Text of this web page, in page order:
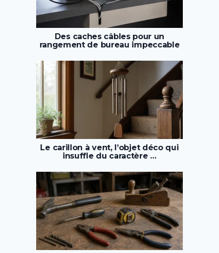
Des caches câbles pour un
rangement de bureau impeccable
Le carillon à vent, l’objet déco qui
insuffle du caractère …